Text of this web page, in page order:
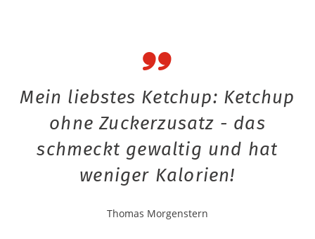
Mein liebstes Ketchup: Ketchup
ohne Zuckerzusatz - das
schmeckt gewaltig und hat
weniger Kalorien!
Thomas Morgenstern